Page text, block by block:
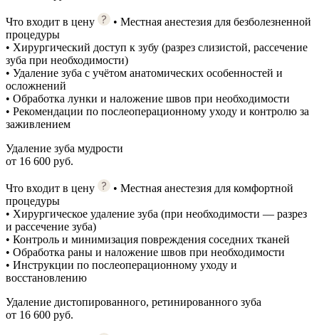
Что входит в цену
• Местная анестезия для безболезненной
процедуры
• Хирургический доступ к зубу (разрез слизистой, рассечение
зуба при необходимости)
• Удаление зуба с учётом анатомических особенностей и
осложнений
• Обработка лунки и наложение швов при необходимости
• Рекомендации по послеоперационному уходу и контролю за
заживлением
Удаление зуба мудрости
от 16 600 руб.
Что входит в цену
• Местная анестезия для комфортной
процедуры
• Хирургическое удаление зуба (при необходимости — разрез
и рассечение зуба)
• Контроль и минимизация повреждения соседних тканей
• Обработка раны и наложение швов при необходимости
• Инструкции по послеоперационному уходу и
восстановлению
Удаление дистопированного, ретинированного зуба
от 16 600 руб.